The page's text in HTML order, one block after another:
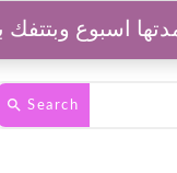
Search